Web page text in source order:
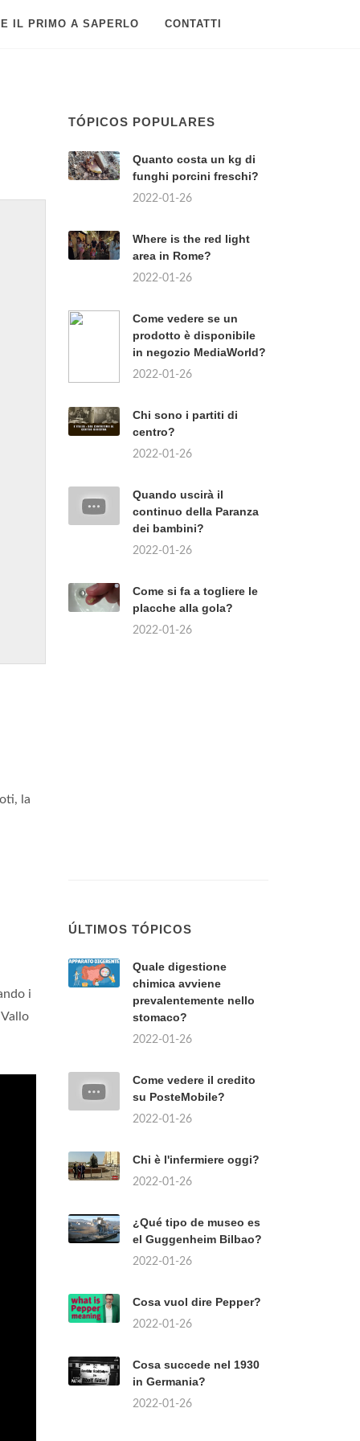
IL PRIMO A SAPERLO CONTATTI
la
i
TÓPICOS POPULARES
Quanto costa un kg di
funghi porcini freschi?
2022-01-26
Where is the red light
area in Rome?
2022-01-26
Come vedere se un
prodotto è disponibile
in negozio MediaWorld?
2022-01-26
Chi sono i partiti di
centro?
2022-01-26
Quando uscirà il
continuo della Paranza
dei bambini?
2022-01-26
Come si fa a togliere le
placche alla gola?
2022-01-26
ÚLTIMOS TÓPICOS
Quale digestione
chimica avviene
prevalentemente nello
stomaco?
2022-01-26
Come vedere il credito
su PosteMobile?
2022-01-26
Chi è l'infermiere oggi?
2022-01-26
¿Qué tipo de museo es
el Guggenheim Bilbao?
2022-01-26
Cosa vuol dire Pepper?
2022-01-26
Cosa succede nel 1930
in Germania?
2022-01-26